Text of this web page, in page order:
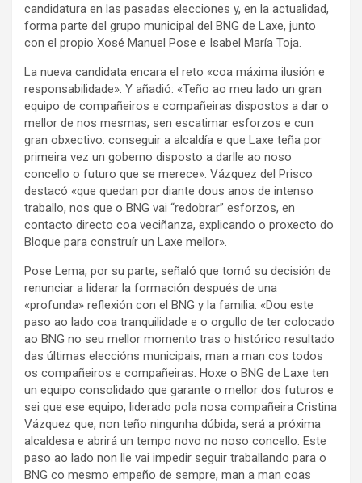
candidatura en las pasadas elecciones y, en la actualidad,
forma parte del grupo municipal del BNG de Laxe, junto
con el propio Xosé Manuel Pose e Isabel María Toja.
La nueva candidata encara el reto «coa máxima ilusión e
responsabilidade». Y añadió: «Teño ao meu lado un gran
equipo de compañeiros e compañeiras dispostos a dar o
mellor de nos mesmas, sen escatimar esforzos e cun
gran obxectivo: conseguir a alcaldía e que Laxe teña por
primeira vez un goberno disposto a darlle ao noso
concello o futuro que se merece». Vázquez del Prisco
destacó «que quedan por diante dous anos de intenso
traballo, nos que o BNG vai “redobrar” esforzos, en
contacto directo coa veciñanza, explicando o proxecto do
Bloque para construír un Laxe mellor».
Pose Lema, por su parte, señaló que tomó su decisión de
renunciar a liderar la formación después de una
«profunda» reflexión con el BNG y la familia: «Dou este
paso ao lado coa tranquilidade e o orgullo de ter colocado
ao BNG no seu mellor momento tras o histórico resultado
das últimas eleccións municipais, man a man cos todos
os compañeiros e compañeiras. Hoxe o BNG de Laxe ten
un equipo consolidado que garante o mellor dos futuros e
sei que ese equipo, liderado pola nosa compañeira Cristina
Vázquez que, non teño ningunha dúbida, será a próxima
alcaldesa e abrirá un tempo novo no noso concello. Este
paso ao lado non lle vai impedir seguir traballando para o
BNG co mesmo empeño de sempre, man a man coas